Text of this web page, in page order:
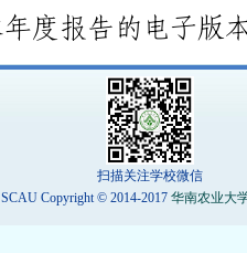
扫描关注学校微信
SCAU Copyright © 2014-2017 华南农业大